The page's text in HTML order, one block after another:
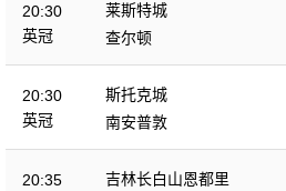
20:30
英冠
莱斯特城
查尔顿
20:30
英冠
斯托克城
南安普敦
20:35
吉林长白山恩都里